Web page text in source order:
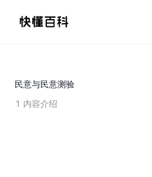
民意与民意测验
1 内容介绍